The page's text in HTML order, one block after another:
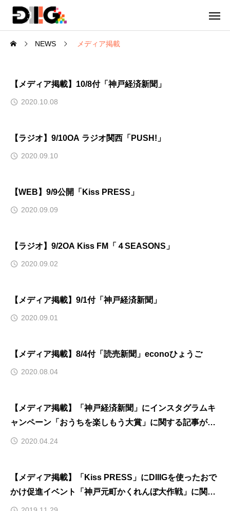
NEWS メディア掲載
【メディア掲載】10/8付「神戸経済新聞」
2020.10.08
【ラジオ】9/10OA ラジオ関西「PUSH!」
2020.09.10
【WEB】9/9公開「Kiss PRESS」
2020.09.09
【ラジオ】9/2OA Kiss FM「４SEASONS」
2020.09.02
【メディア掲載】9/1付「神戸経済新聞」
2020.09.01
【メディア掲載】8/4付「読売新聞」econoひょうご
2020.08.04
【メディア掲載】「神戸経済新聞」にインスタグラムキ
ャンペーン「おうちを楽しもう大賞」に関する記事が掲
載されました
2020.04.24
【メディア掲載】「Kiss PRESS」にDIIIGを使ったおで
かけ促進イベント「神戸元町かくれんぼ大作戦」に関す
る記事が掲載されました